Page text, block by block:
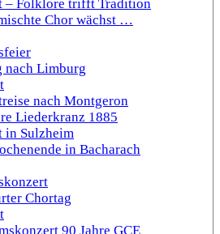
– Folklore trifft Tradition
Chor wächst …
nach Limburg
nach Montgeron
Liederkranz 1885
in Sulzheim
in Bacharach
Chortag
90 Jahre GCE